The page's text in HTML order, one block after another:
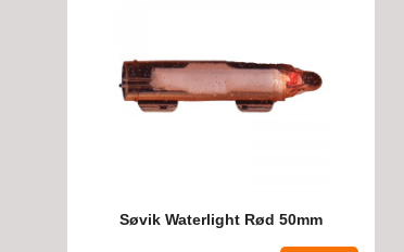
Søvik Waterlight Rød 50mm